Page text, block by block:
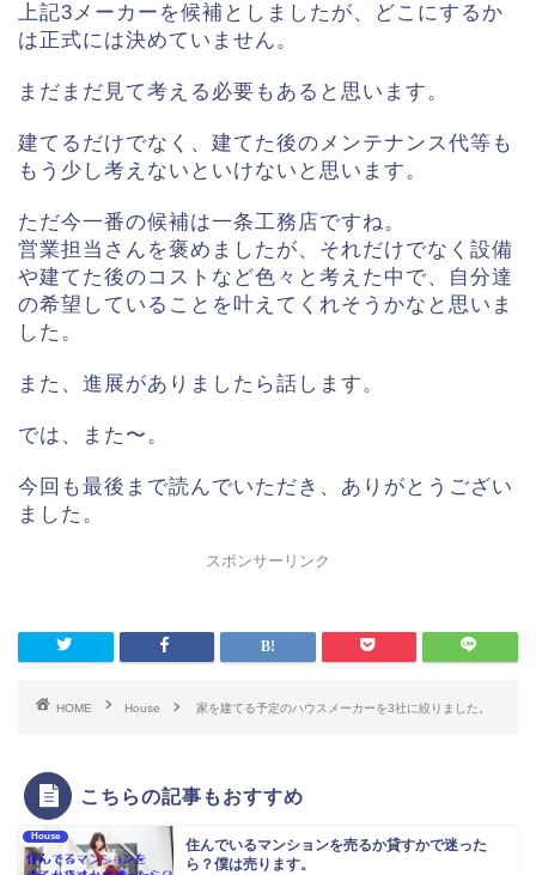
上記3メーカーを候補としましたが、どこにするか
は正式には決めていません。
まだまだ見て考える必要もあると思います。
建てるだけでなく、建てた後のメンテナンス代等も
もう少し考えないといけないと思います。
ただ今一番の候補は一条工務店ですね。
営業担当さんを褒めましたが、それだけでなく設備
や建てた後のコストなど色々と考えた中で、自分達
の希望していることを叶えてくれそうかなと思いま
した。
また、進展がありましたら話します。
では、また〜。
今回も最後まで読んでいただき、ありがとうござい
ました。
スポンサーリンク
HOME House 家を建てる予定のハウスメーカーを3社に絞りました。
こちらの記事もおすすめ
House
住んでいるマンションを売るか貸すかで迷った
ら？僕は売ります。